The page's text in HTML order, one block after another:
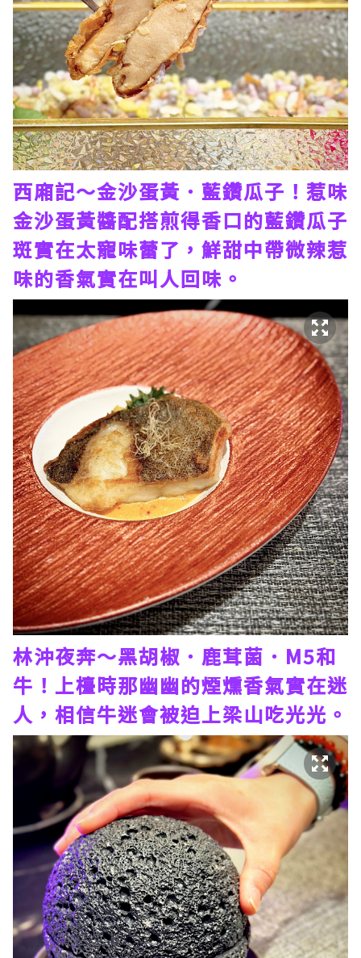
西廂記～金沙蛋黃．藍鑽瓜子！惹味
金沙蛋黃醬配搭煎得香口的藍鑽瓜子
斑實在太寵味蕾了，鮮甜中帶微辣惹
味的香氣實在叫人回味。
林沖夜奔～黑胡椒．鹿茸菌．M5和
牛！上檯時那幽幽的煙燻香氣實在迷
人，相信牛迷會被迫上梁山吃光光。